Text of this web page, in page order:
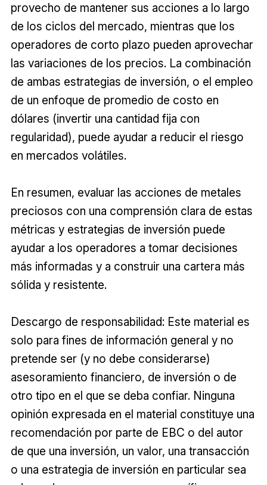
provecho de mantener sus acciones a lo largo
de los ciclos del mercado, mientras que los
operadores de corto plazo pueden aprovechar
las variaciones de los precios. La combinación
de ambas estrategias de inversión, o el empleo
de un enfoque de promedio de costo en
dólares (invertir una cantidad fija con
regularidad), puede ayudar a reducir el riesgo
en mercados volátiles.
En resumen, evaluar las acciones de metales
preciosos con una comprensión clara de estas
métricas y estrategias de inversión puede
ayudar a los operadores a tomar decisiones
más informadas y a construir una cartera más
sólida y resistente.
Descargo de responsabilidad: Este material es
solo para fines de información general y no
pretende ser (y no debe considerarse)
asesoramiento financiero, de inversión o de
otro tipo en el que se deba confiar. Ninguna
opinión expresada en el material constituye una
recomendación por parte de EBC o del autor
de que una inversión, un valor, una transacción
o una estrategia de inversión en particular sea